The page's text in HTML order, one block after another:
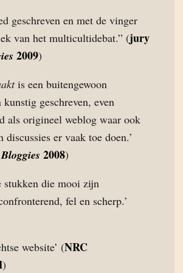
geschreven en met de vinger
van het multicultidebat.” (jury
2009)
is een buitengewoon
geschreven, even
als origineel weblog waar ook
discussies er vaak toe doen.’
2008)
stukken die mooi zijn
fel en scherp.’
website’ (NRC
)